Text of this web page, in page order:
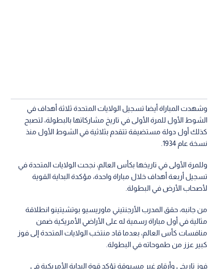
وشهدت المباراة أيضا تسجيل الولايات المتحدة ثلاثة أهداف في
الشوط الأول للمرة الأولى في تاريخ مشاركاتها بالبطولة، لتصبح
كذلك أول دولة مستضيفة تتقدم بثلاثية في الشوط الأول منذ
نسخة عام 1934.
وللمرة الأولى في تاريخها بكأس العالم، نجحت الولايات المتحدة في
تسجيل أربعة أهداف خلال مباراة واحدة، مؤكدة البداية القوية
لأصحاب الأرض في البطولة.
من جانبه، حقق المدرب الأرجنتيني ماوريسيو بوتشيتينو انطلاقة
مثالية في أول مباراة رسمية له على الأراضي الأمريكية ضمن
منافسات كأس العالم، بعدما قاد منتخب الولايات المتحدة إلى فوز
كبير عزز من طموحاته في البطولة.
فوز تاريخي وأرقام غير مسبوقة تؤكد قوة البداية الأمريكية في